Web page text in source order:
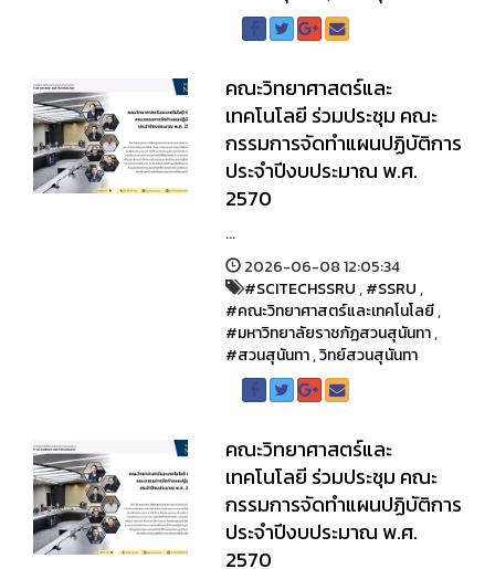
คณะวิทยาศาสตร์และ
เทคโนโลยี ร่วมประชุม คณะ
กรรมการจัดทำแผนปฏิบัติการ
ประจำปีงบประมาณ พ.ศ.
2570
...
2026-06-08 12:05:34
#SCITECHSSRU,#SSRU,
#คณะวิทยาศาสตร์และเทคโนโลยี,
#มหาวิทยาลัยราชภัฏสวนสุนันทา,
#สวนสุนันทา,วิทย์สวนสุนันทา
คณะวิทยาศาสตร์และ
เทคโนโลยี ร่วมประชุม คณะ
กรรมการจัดทำแผนปฏิบัติการ
ประจำปีงบประมาณ พ.ศ.
2570